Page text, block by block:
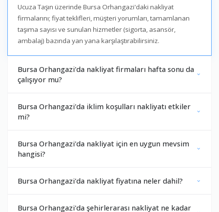
Ucuza Taşın üzerinde Bursa Orhangazi'daki nakliyat
firmalarını; fiyat teklifleri, müşteri yorumları, tamamlanan
taşıma sayısı ve sunulan hizmetler (sigorta, asansör,
ambalaj) bazında yan yana karşılaştırabilirsiniz.
Bursa Orhangazi'da nakliyat firmaları hafta sonu da
çalışıyor mu?
Bursa Orhangazi'da iklim koşulları nakliyatı etkiler
mi?
Bursa Orhangazi'da nakliyat için en uygun mevsim
hangisi?
Bursa Orhangazi'da nakliyat fiyatına neler dahil?
Bursa Orhangazi'da şehirlerarası nakliyat ne kadar